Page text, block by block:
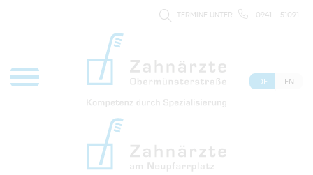
TERMINE UNTER 0941 - 51091
DE EN